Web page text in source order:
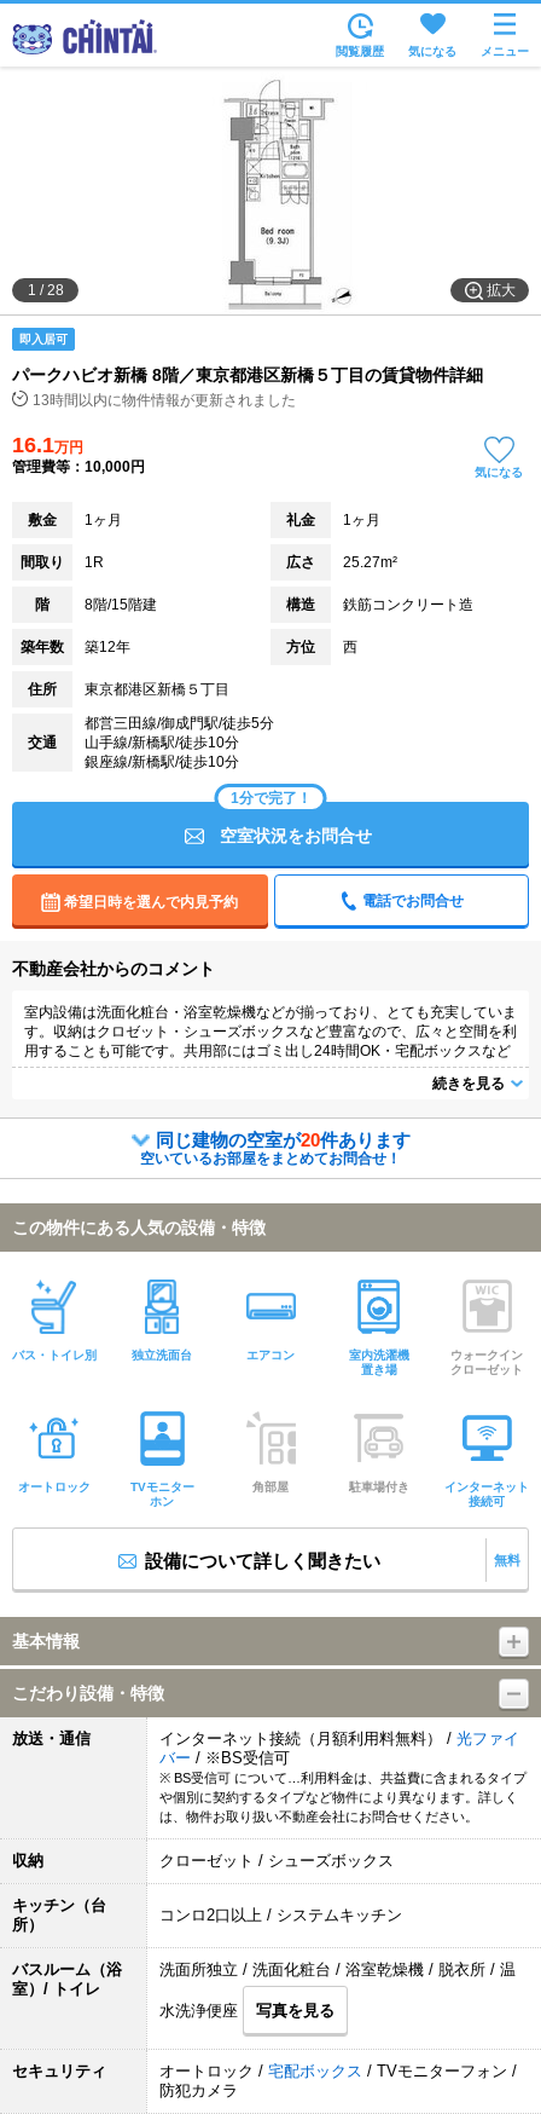
沿線・駅から
住所から
家賃相場から
不動産会社から
閲覧履歴 気になる メニュー
拡大
1 /28
即入居可
パークハビオ新橋 8階／東京都港区新橋５丁目の賃貸物件詳細
13時間以内に物件情報が更新されました
16.1万円
管理費等：10,000円
気になる
敷金 1ヶ月 礼金 1ヶ月
間取り 1R 広さ 25.27m²
階 8階/15階建 構造 鉄筋コンクリート造
築年数 築12年 方位 西
住所 東京都港区新橋５丁目
交通
都営三田線/御成門駅/徒歩5分
山手線/新橋駅/徒歩10分
銀座線/新橋駅/徒歩10分
1分で完了！
空室状況をお問合せ
希望日時を選んで内見予約 電話でお問合せ
不動産会社からのコメント
室内設備は洗面化粧台・浴室乾燥機などが揃っており、とても充実していま
す。収納はクロゼット・シューズボックスなど豊富なので、広々と空間を利
用することも可能です。共用部にはゴミ出し24時間OK・宅配ボックスなど
が備わっておりとても充実しています。二口コンロが付いている物件です。
続きを見る
同じ建物の空室が20件あります
空いているお部屋をまとめてお問合せ！
この物件にある人気の設備・特徴
バス・トイレ別 独立洗面台 エアコン
室内洗濯機
置き場
ウォークイン
クローゼット
オートロック
TVモニター
ホン
角部屋 駐車場付き
インターネット
接続可
設備について詳しく聞きたい 無料
基本情報
こだわり設備・特徴
放送・通信 インターネット接続（月額利用料無料） / 光ファイ
バー / ※BS受信可
※ BS受信可 について…利用料金は、共益費に含まれるタイプ
や個別に契約するタイプなど物件により異なります。詳しく
は、物件お取り扱い不動産会社にお問合せください。
収納 クローゼット / シューズボックス
キッチン（台
所）
コンロ2口以上 / システムキッチン
バスルーム（浴
室）/ トイレ
洗面所独立 / 洗面化粧台 / 浴室乾燥機 / 脱衣所 / 温
水洗浄便座 写真を見る
セキュリティ オートロック / 宅配ボックス / TVモニターフォン /
防犯カメラ